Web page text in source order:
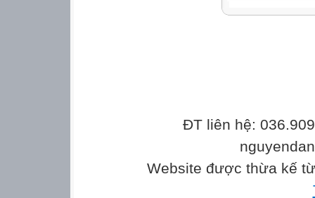
ĐT liên hệ:
Website được thừa kế